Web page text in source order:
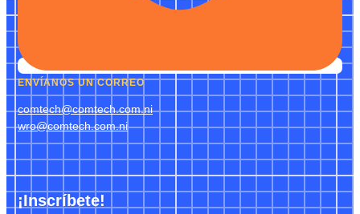
ENVÍANOS UN CORREO
comtech@comtech.com.ni
wro@comtech.com.ni
¡Inscríbete!